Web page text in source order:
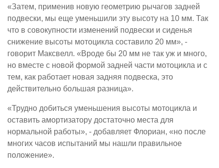
«Затем, применив новую геометрию рычагов задней
подвески, мы еще уменьшили эту высоту на 10 мм. Так
что в совокупности изменений подвески и сиденья
снижение высоты мотоцикла составило 20 мм», -
говорит Максвелл. «Вроде бы 20 мм не так уж и много,
но вместе с новой формой задней части мотоцикла и с
тем, как работает новая задняя подвеска, это
действительно большая разница».
«Трудно добиться уменьшения высоты мотоцикла и
оставить амортизатору достаточно места для
нормальной работы», - добавляет Флориан, «но после
многих часов испытаний мы нашли правильное
положение».